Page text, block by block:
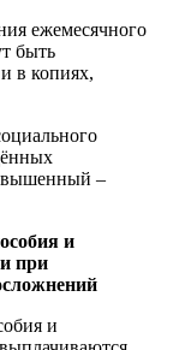
ежемесячного
быть
в копиях,
–
и
при
и